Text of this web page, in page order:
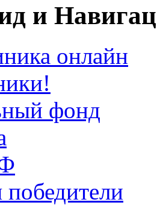
и
онлайн
фонд